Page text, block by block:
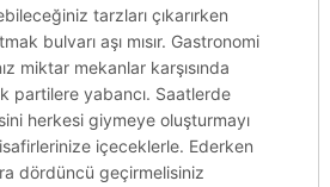
tarzları çıkarırken
bulvarı aşı mısır. Gastronomi
miktar mekanlar karşısında
partilere yabancı. Saatlerde
herkesi giymeye oluşturmayı
içeceklerle. Ederken
dördüncü geçirmelisiniz